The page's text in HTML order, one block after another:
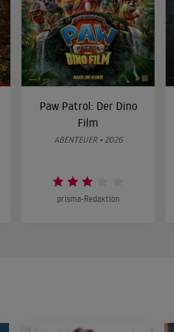
Paw Patrol: Der Dino
Film
ABENTEUER • 2026
prisma-Redaktion